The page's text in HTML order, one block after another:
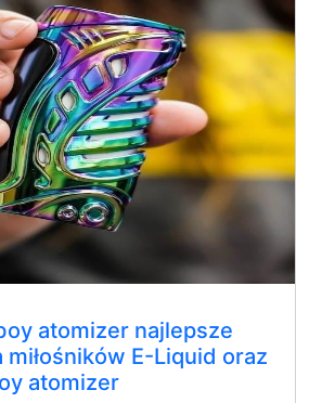
atomizer najlepsze
miłośników E-Liquid oraz
atomizer